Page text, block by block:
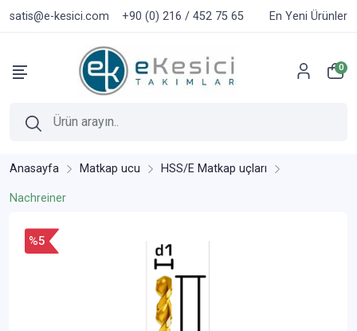
satis@e-kesici.com +90 (0) 216 / 452 75 65 En Yeni Ürünler
0
Anasayfa Matkap ucu HSS/E Matkap uçları
Nachreiner
%5